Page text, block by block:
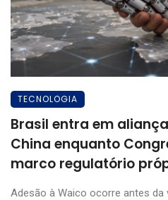
TECNOLOGIA
Brasil entra em
China enquanto
marco regulatório
Adesão à Waico ocorre antes da